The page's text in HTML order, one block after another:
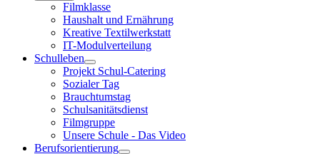
Filmklasse
Haushalt und Ernährung
Kreative Textilwerkstatt
IT-Modulverteilung
Schulleben
Projekt Schul-Catering
Sozialer Tag
Brauchtumstag
Schulsanitätsdienst
Filmgruppe
Unsere Schule - Das Video
Berufsorientierung